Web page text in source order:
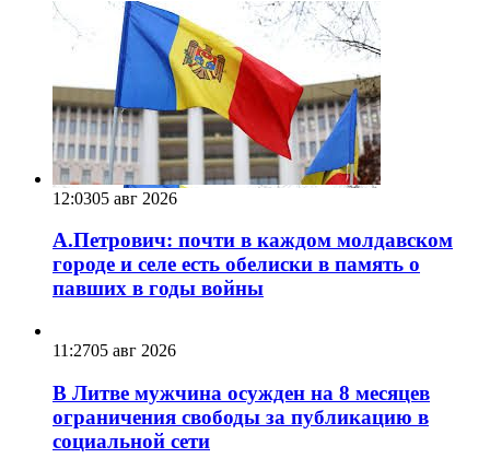
12:0305 авг 2026
А.Петрович: почти в каждом молдавском
городе и селе есть обелиски в память о
павших в годы войны
11:2705 авг 2026
В Литве мужчина осужден на 8 месяцев
ограничения свободы за публикацию в
социальной сети